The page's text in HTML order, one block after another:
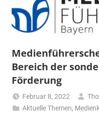
Bereich der
Förderung
Februar 8, 2022
Aktuelle Themen,